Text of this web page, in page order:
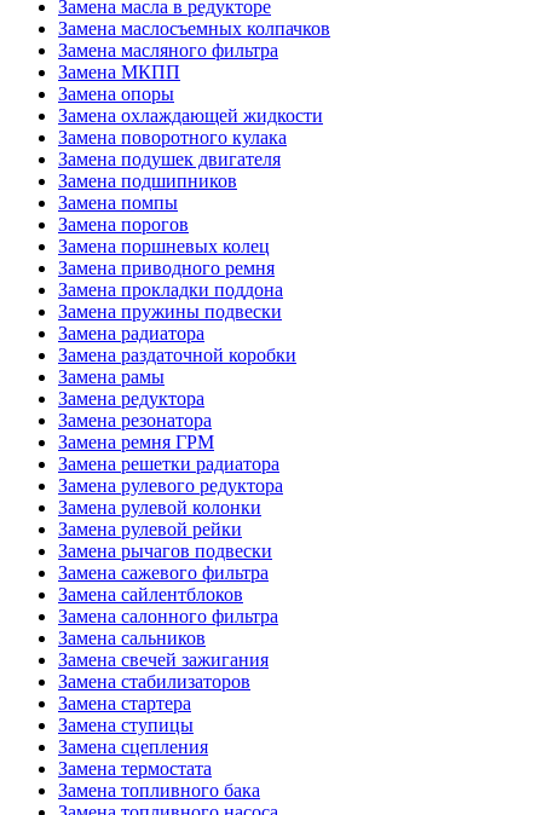
Замена масла в редукторе
Замена маслосъемных колпачков
Замена масляного фильтра
Замена МКПП
Замена опоры
Замена охлаждающей жидкости
Замена поворотного кулака
Замена подушек двигателя
Замена подшипников
Замена помпы
Замена порогов
Замена поршневых колец
Замена приводного ремня
Замена прокладки поддона
Замена пружины подвески
Замена радиатора
Замена раздаточной коробки
Замена рамы
Замена редуктора
Замена резонатора
Замена ремня ГРМ
Замена решетки радиатора
Замена рулевого редуктора
Замена рулевой колонки
Замена рулевой рейки
Замена рычагов подвески
Замена сажевого фильтра
Замена сайлентблоков
Замена салонного фильтра
Замена сальников
Замена свечей зажигания
Замена стабилизаторов
Замена стартера
Замена ступицы
Замена сцепления
Замена термостата
Замена топливного бака